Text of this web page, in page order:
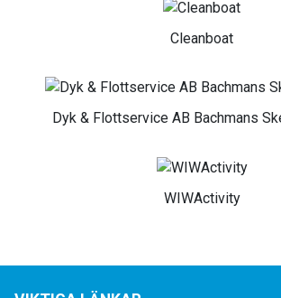
Cleanboat
Dyk & Flottservice AB Bachmans
WIWActivity